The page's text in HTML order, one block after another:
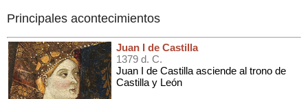
Principales acontecimientos
Juan I de Castilla
1379 d. C.
Juan I de Castilla asciende al trono de
Castilla y León